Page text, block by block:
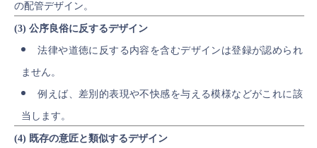
の配管デザイン。
(3) 公序良俗に反するデザイン
法律や道徳に反する内容を含むデザインは登録が認められ
ません。
例えば、差別的表現や不快感を与える模様などがこれに該
当します。
(4) 既存の意匠と類似するデザイン